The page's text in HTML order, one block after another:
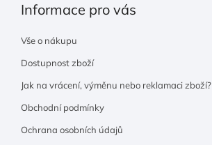
Informace pro vás
Vše o nákupu
Dostupnost zboží
Jak na vrácení, výměnu nebo reklamaci zboží?
Obchodní podmínky
Ochrana osobních údajů